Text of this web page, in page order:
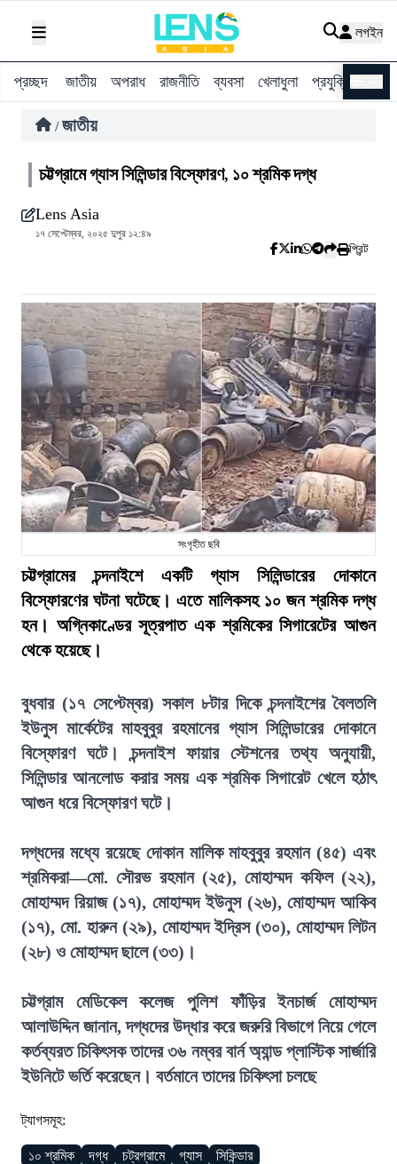
লগইন
প্রচ্ছদ জাতীয় অপরাধ রাজনীতি ব্যবসা খেলাধুলা প্রযুক্তি
/ জাতীয়
চট্টগ্রামে গ্যাস সিলিন্ডার বিস্ফোরণ, ১০ শ্রমিক দগ্ধ
Lens Asia
১৭ সেপ্টেম্বর, ২০২৫ দুপুর ১২:৪৯
প্রিন্ট
সংগৃহীত ছবি
চট্টগ্রামের চন্দনাইশে একটি গ্যাস সিলিন্ডারের দোকানে
বিস্ফোরণের ঘটনা ঘটেছে। এতে মালিকসহ ১০ জন শ্রমিক দগ্ধ
হন। অগ্নিকাণ্ডের সূত্রপাত এক শ্রমিকের সিগারেটের আগুন
থেকে হয়েছে।
বুধবার (১৭ সেপ্টেম্বর) সকাল ৮টার দিকে চন্দনাইশের বৈলতলি
ইউনুস মার্কেটের মাহবুবুর রহমানের গ্যাস সিলিন্ডারের দোকানে
বিস্ফোরণ ঘটে। চন্দনাইশ ফায়ার স্টেশনের তথ্য অনুযায়ী,
সিলিন্ডার আনলোড করার সময় এক শ্রমিক সিগারেট খেলে হঠাৎ
আগুন ধরে বিস্ফোরণ ঘটে।
দগ্ধদের মধ্যে রয়েছে দোকান মালিক মাহবুবুর রহমান (৪৫) এবং
শ্রমিকরা—মো. সৌরভ রহমান (২৫), মোহাম্মদ কফিল (২২),
মোহাম্মদ রিয়াজ (১৭), মোহাম্মদ ইউনুস (২৬), মোহাম্মদ আকিব
(১৭), মো. হারুন (২৯), মোহাম্মদ ইদ্রিস (৩০), মোহাম্মদ লিটন
(২৮) ও মোহাম্মদ ছালে (৩৩)।
চট্টগ্রাম মেডিকেল কলেজ পুলিশ ফাঁড়ির ইনচার্জ মোহাম্মদ
আলাউদ্দিন জানান, দগ্ধদের উদ্ধার করে জরুরি বিভাগে নিয়ে গেলে
কর্তব্যরত চিকিৎসক তাদের ৩৬ নম্বর বার্ন অ্যান্ড প্লাস্টিক সার্জারি
ইউনিটে ভর্তি করেছেন। বর্তমানে তাদের চিকিৎসা চলছে
ট্যাগসমূহ:
১০ শ্রমিক দগ্ধ চট্রগ্রামে গ্যাস সিকিন্ডার